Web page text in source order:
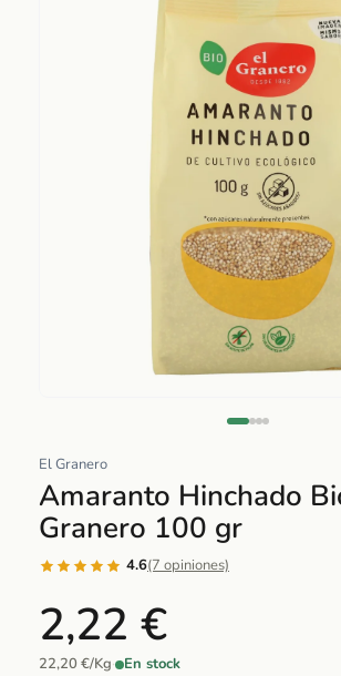
multimedia
1
en
una
ventana
modal
El Granero
Amaranto Hinchado
Granero 100 gr
4.6(7 opiniones)
2,22 €
22,20 €/Kg· En stock